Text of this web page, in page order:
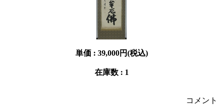
単価 : 39,000円(税込)
在庫数 : 1
コメント